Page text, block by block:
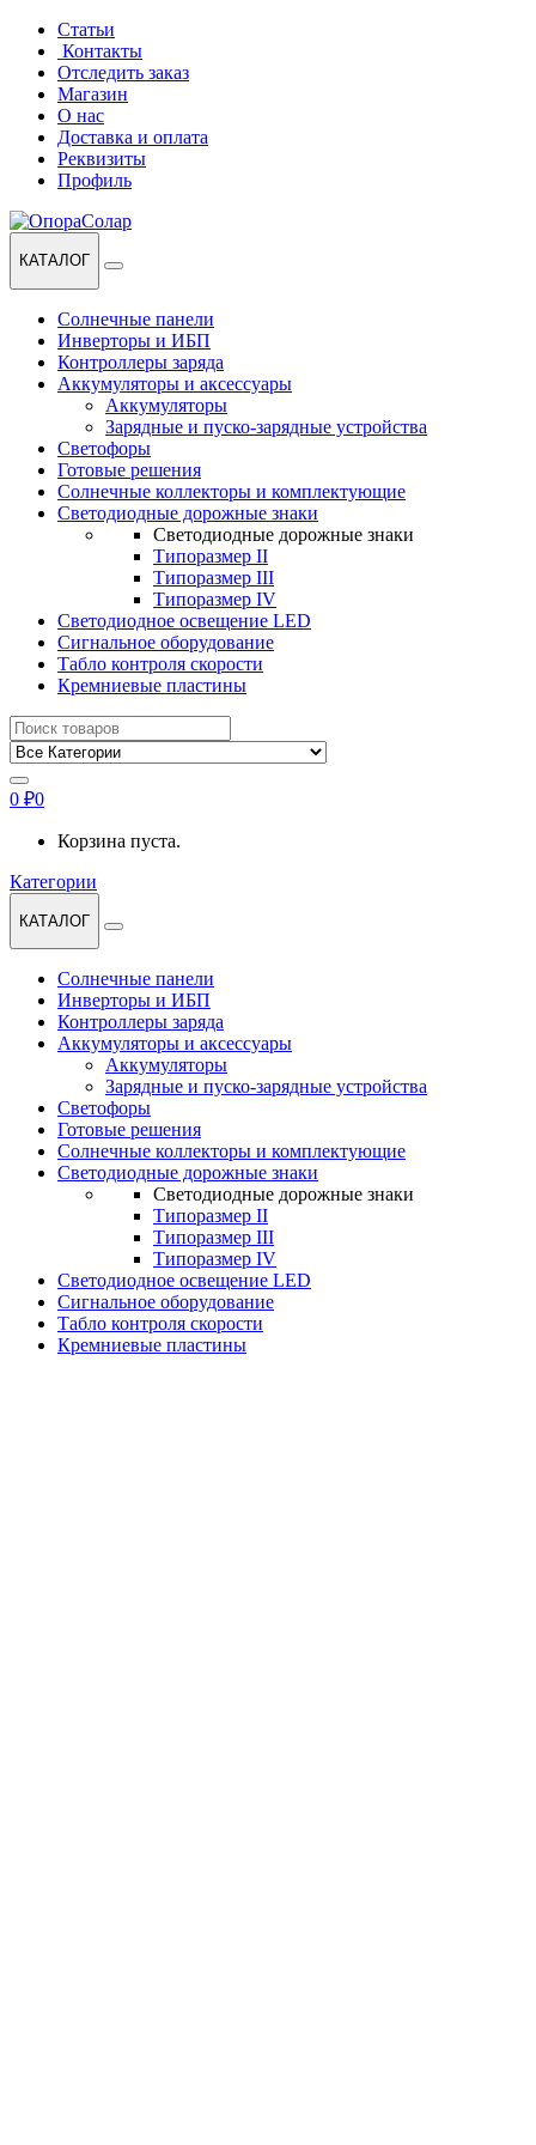
Перейти
навигации
Перейти
содержанию
Статьи
Контакты
Отследить заказ
Магазин
О нас
Доставка и оплата
Реквизиты
Профиль
КАТАЛОГ
Солнечные панели
Инверторы и ИБП
Контроллеры заряда
Аккумуляторы и аксессуары
Аккумуляторы
Зарядные и пуско-зарядные устройства
Светофоры
Готовые решения
Солнечные коллекторы и комплектующие
Светодиодные дорожные знаки
Светодиодные дорожные знаки
Типоразмер II
Типоразмер III
Типоразмер IV
Светодиодное освещение LED
Сигнальное оборудование
Табло контроля скорости
Кремниевые пластины
Найти:
0 ₽0
Корзина пуста.
Категории
КАТАЛОГ
Солнечные панели
Инверторы и ИБП
Контроллеры заряда
Аккумуляторы и аксессуары
Аккумуляторы
Зарядные и пуско-зарядные устройства
Светофоры
Готовые решения
Солнечные коллекторы и комплектующие
Светодиодные дорожные знаки
Светодиодные дорожные знаки
Типоразмер II
Типоразмер III
Типоразмер IV
Светодиодное освещение LED
Сигнальное оборудование
Табло контроля скорости
Кремниевые пластины